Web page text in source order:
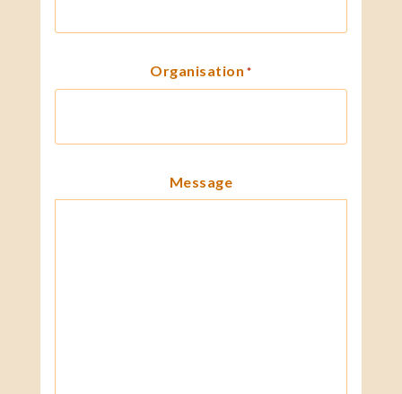
Organisation *
Message